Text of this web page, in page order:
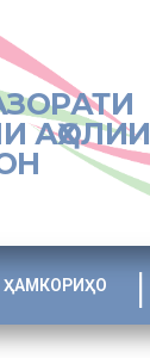
АҲОЛИИ
ҲАМКОРИҲО